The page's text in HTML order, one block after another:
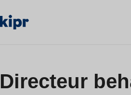
Directeur